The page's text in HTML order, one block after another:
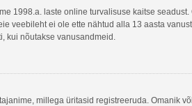
1998.a. laste online turvalisuse kaitse
veebileht ei ole ette nähtud alla 13 aasta
kui nõutakse vanusandmeid.
millega üritasid registreeruda. Omanik